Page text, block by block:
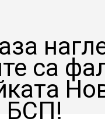
са
БСП!